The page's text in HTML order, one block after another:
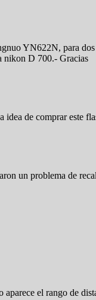
YN622N, para
nikon D 700.- Gracias
de comprar este
un problema de
el rango de